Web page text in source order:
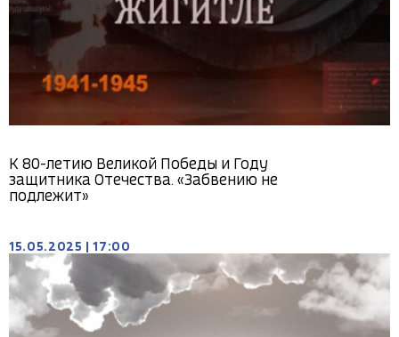
К 80-летию Великой Победы и Году
защитника Отечества. «Забвению не
подлежит»
15.05.2025 17:00